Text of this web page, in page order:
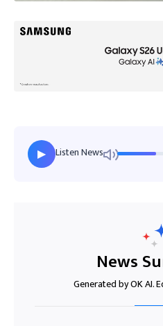
▶ Listen News
News
Generated by OK AI.